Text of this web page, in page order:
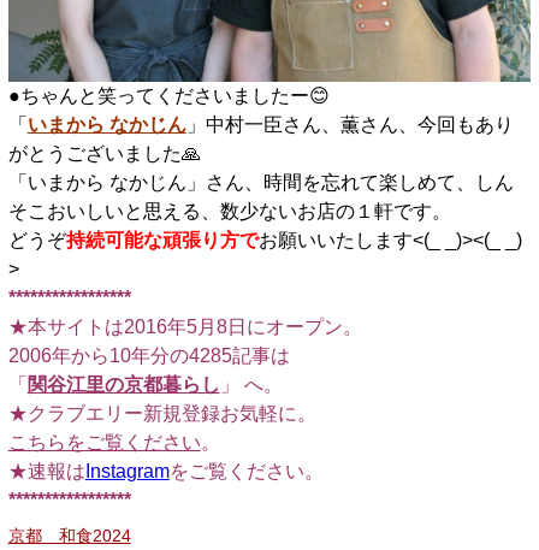
●ちゃんと笑ってくださいましたー😊
「 いまから なかじん」中村一臣さん、薫さん、今回もあり
がとうございました🙏
「いまから なかじん」さん、時間を忘れて楽しめて、しん
そこおいしいと思える、数少ないお店の１軒です。
どうぞ持続可能な頑張り方でお願いいたします<(_ _)><(_ _)
>
*****************
★本サイトは2016年5月8日にオープン。
2006年から10年分の4285記事は
「 関谷江里の京都暮らし 」 へ。
★クラブエリー新規登録お気軽に。
こちらをご覧ください。
★速報は Instagramをご覧ください。
*****************
京都 和食2024